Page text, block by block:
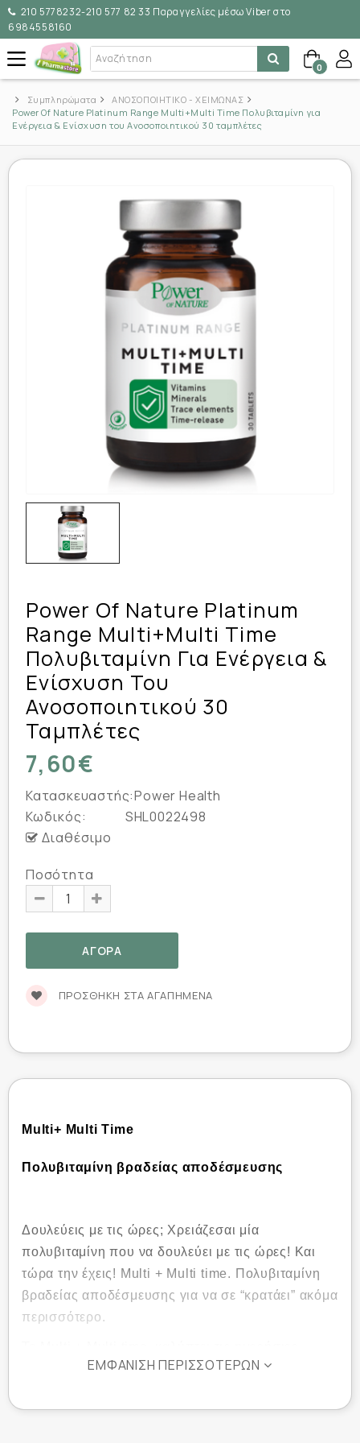
210 5778232-210 577 82 33 Παραγγελίες μέσω Viber στο
6984558160
0
Συμπληρώματα
ΑΝΟΣΟΠΟΙΗΤΙΚΟ - ΧΕΙΜΩΝΑΣ
Power Of Nature Platinum Range Multi+Multi Time Πολυβιταμίνη για
Ενέργεια & Ενίσχυση του Ανοσοποιητικού 30 ταμπλέτες
Power Of Nature Platinum
Range Multi+Multi Time
Πολυβιταμίνη Για Ενέργεια &
Ενίσχυση Του
Ανοσοποιητικού 30
Ταμπλέτες
7,60€
Κατασκευαστής:Power Health
Κωδικός:
SHL0022498
Διαθέσιμο
Ποσότητα
ΠΡΟΣΘΉΚΗ ΣΤΑ ΑΓΑΠΗΜΈΝΑ
Multi+ Multi Time
Πολυβιταμίνη βραδείας αποδέσμευσης
Δουλεύεις με τις ώρες; Χρειάζεσαι μία
πολυβιταμίνη που να δουλεύει με τις ώρες! Και
τώρα την έχεις! Multi + Multi time. Πολυβιταμίνη
βραδείας αποδέσμευσης για να σε “κρατάει” ακόμα
περισσότερο.
ανάγκες των ενηλίκων σε ένα ευρύ φάσμα
ταμπλέτες βραδείας αποδέσμευσης (timed
ΕΜΦΆΝΙΣΗ ΠΕΡΙΣΣΌΤΕΡΩΝ